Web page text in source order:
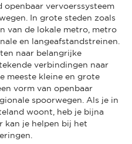
vervoerssysteem
In grote steden zoals
van de lokale metro, metro
en langeafstandstreinen.
naar belangrijke
verbindingen naar
meeste kleine en grote
vorm van openbaar
spoorwegen. Als je in
woont, heb je bijna
kan je helpen bij het